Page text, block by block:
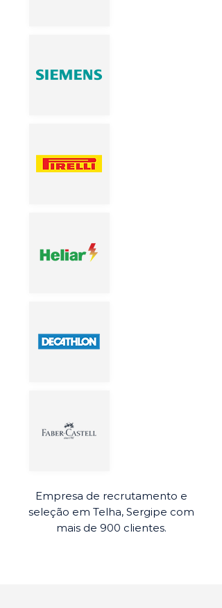
Empresa de recrutamento e
seleção em Telha, Sergipe com
mais de 900 clientes.